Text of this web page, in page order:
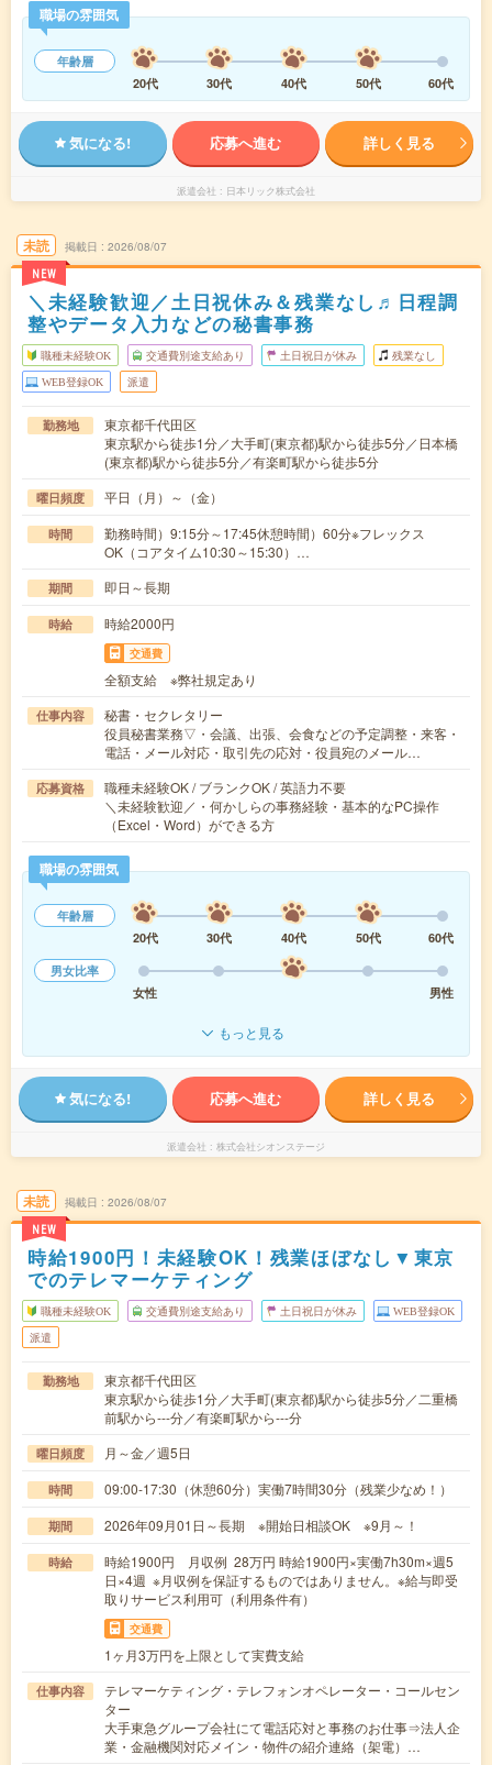
職場の雰囲気
年齢層
20代
30代 40代 50代 60代
気になる! 応募へ進む 詳しく見る
派遣会社 日本リック株式会社
未読
NEW
掲載日 2026/08/07
＼未経験歓迎／土日祝休み＆残業なし♬日程調
整やデータ入力などの秘書事務
職種未経験OK 交通費別途支給あり 土日祝日が休み 残業なし
WEB登録OK 派遣
勤務地
東京都千代田区
東京駅から徒歩1分／大手町(東京都)駅から徒歩5分／日本橋
(東京都)駅から徒歩5分／有楽町駅から徒歩5分
曜日頻度 平日（月）～（金）
時間
勤務時間）9:15分～17:45休憩時間）60分※フレックス
OK（コアタイム10:30～15:30）…
期間 即日～長期
時給 時給2000円
交通費
全額支給 ※弊社規定あり
仕事内容
秘書・セクレタリー
役員秘書業務▽・会議、出張、会食などの予定調整・来客・
電話・メール対応・取引先の応対・役員宛のメール…
応募資格
職種未経験OK / ブランクOK / 英語力不要
＼未経験歓迎／・何かしらの事務経験・基本的なPC操作
（Excel・Word）ができる方
職場の雰囲気
年齢層
20代
30代 40代 50代
60代
男女比率
女性
男性
もっと見る
気になる! 応募へ進む 詳しく見る
派遣会社 株式会社シオンステージ
未読
NEW
掲載日 2026/08/07
時給1900円！未経験OK！残業ほぼなし▼東京
でのテレマーケティング
職種未経験OK 交通費別途支給あり 土日祝日が休み WEB登録OK
派遣
勤務地
東京都千代田区
東京駅から徒歩1分／大手町(東京都)駅から徒歩5分／二重橋
前駅から---分／有楽町駅から---分
曜日頻度 月～金／週5日
時間 09:00-17:30（休憩60分）実働7時間30分（残業少なめ！）
期間 2026年09月01日～長期 ※開始日相談OK ※9月～！
時給
時給1900円 月収例 28万円 時給1900円×実働7h30m×週5
日×4週 ※月収例を保証するものではありません。※給与即受
取りサービス利用可（利用条件有）
交通費
1ヶ月3万円を上限として実費支給
仕事内容
テレマーケティング・テレフォンオペレーター・コールセン
ター
大手東急グループ会社にて電話応対と事務のお仕事⇒法人企
業・金融機関対応メイン・物件の紹介連絡（架電）…